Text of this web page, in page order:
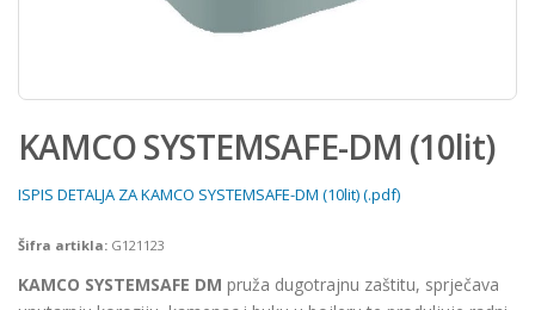
KAMCO SYSTEMSAFE-DM (10lit)
ISPIS DETALJA ZA KAMCO SYSTEMSAFE-DM (10lit) (.pdf)
Šifra artikla: G121123
KAMCO SYSTEMSAFE DM pruža dugotrajnu zaštitu, sprječava